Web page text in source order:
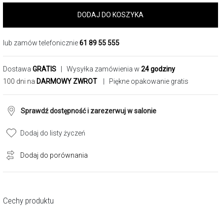
DODAJ DO KOSZYKA
lub zamów telefonicznie61 89 55 555
Dostawa GRATIS | Wysyłka zamówienia w 24 godziny
100 dni na DARMOWY ZWROT | Piękne opakowanie gratis
Sprawdź dostępność i zarezerwuj w salonie
Dodaj do listy życzeń
Dodaj do porównania
Cechy produktu